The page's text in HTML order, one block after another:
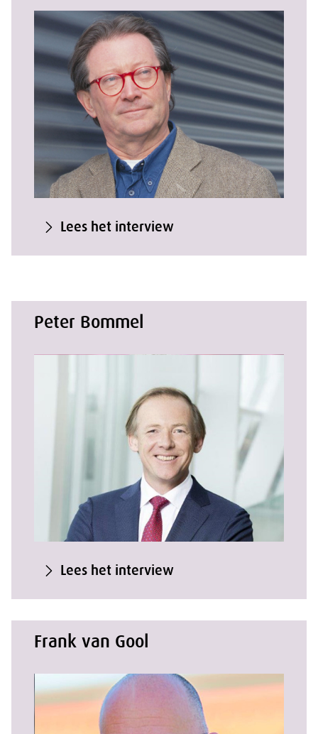
Lees het interview
Peter Bommel
Lees het interview
Frank van Gool